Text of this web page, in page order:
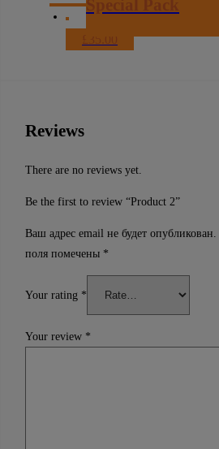
Reviews
There are no reviews yet.
Be the first to review “Product 2”
Ваш адрес email не будет опубликован.
поля помечены *
Your rating *
Your review *